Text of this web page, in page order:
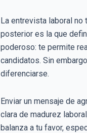
La entrevista laboral no
posterior es la que
poderoso: te permite
candidatos. Sin
diferenciarse.
Enviar un mensaje de
clara de madurez
balanza a tu favor,